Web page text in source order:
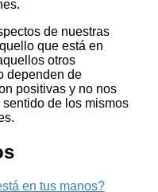
de nuestras
que está en
otros
dependen de
positivas y no nos
de los mismos